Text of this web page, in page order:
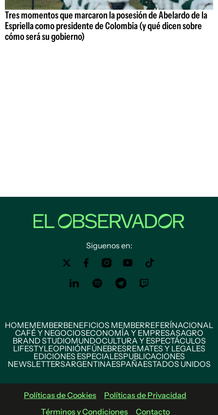
Tres momentos que marcaron la posesión de Abelardo de la
Espriella como presidente de Colombia (y qué dicen sobre
cómo será su gobierno)
Siguenos en:
HOMEMEMBERBENEFICIOS MEMBERREFERÍNACIONAL
CAFÉ Y NEGOCIOSECONOMÍA Y EMPRESASAGRO
BRAND STUDIOMUNDOCULTURA Y ESPECTÁCULOS
LIFESTYLEOPINIÓNFÚNEBRESREMATES Y LEGALES
EDICIONES ESPECIALESPUBLICACIONES
NEWSLETTERSARGENTINAESPAÑAESTADOS UNIDOS
Políticas de Cookies
Políticas de Privacidad
Términos y Condiciones
Contacto